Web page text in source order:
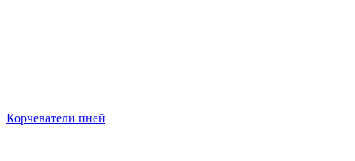
Корчеватели пней